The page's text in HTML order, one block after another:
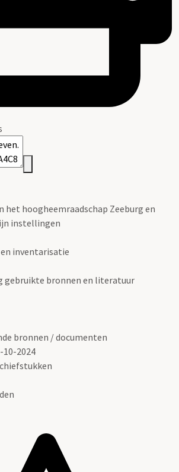
het hoogheemraadschap Zeeburg en
instellingen
inventarisatie
gebruikte bronnen en literatuur
bronnen / documenten
2024